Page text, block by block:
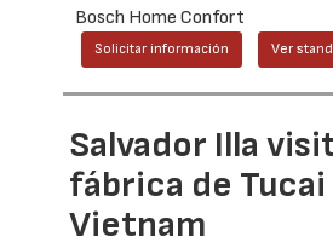
Bosch Home Confort
Solicitar información Ver
Salvador Illa
fábrica de Tucai
Vietnam